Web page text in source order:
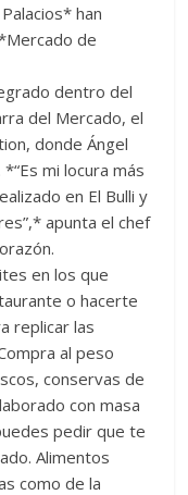
han
de
dentro del
del Mercado, el
donde Ángel
mi locura más
en El Bulli y
apunta el chef
en los que
o hacerte
replicar las
al peso
conservas de
con masa
pedir que te
Alimentos
como de la